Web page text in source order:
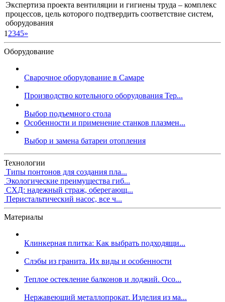
Экспертиза проекта вентиляции и гигиены труда – комплекс
процессов, цель которого подтвердить соответствие систем,
оборудования
1 2345»
Оборудование
Сварочное оборудование в Самаре
Производство котельного оборудования Тер...
Выбор подъемного стола
Особенности и применение станков плазмен...
Выбор и замена батареи отопления
Технологии
Типы понтонов для создания пла...
Экологические преимущества гиб...
СХД: надежный страж, оберегающ...
Перистальтический насос, все ч...
Материалы
Клинкерная плитка: Как выбрать подходящи...
Слэбы из гранита. Их виды и особенности
Теплое остекление балконов и лоджий. Осо...
Нержавеющий металлопрокат. Изделия из ма...